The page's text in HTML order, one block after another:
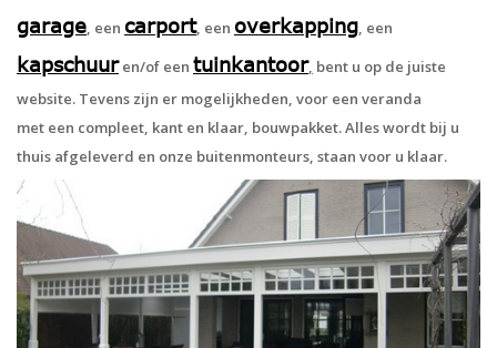
garage, een carport, een overkapping, een
kapschuuren/of een tuinkantoor, bent u op de juiste
website. Tevens zijn er mogelijkheden, voor een veranda
met een compleet, kant en klaar, bouwpakket. Alles wordt bij u
thuis afgeleverd en onze buitenmonteurs, staan voor u klaar.